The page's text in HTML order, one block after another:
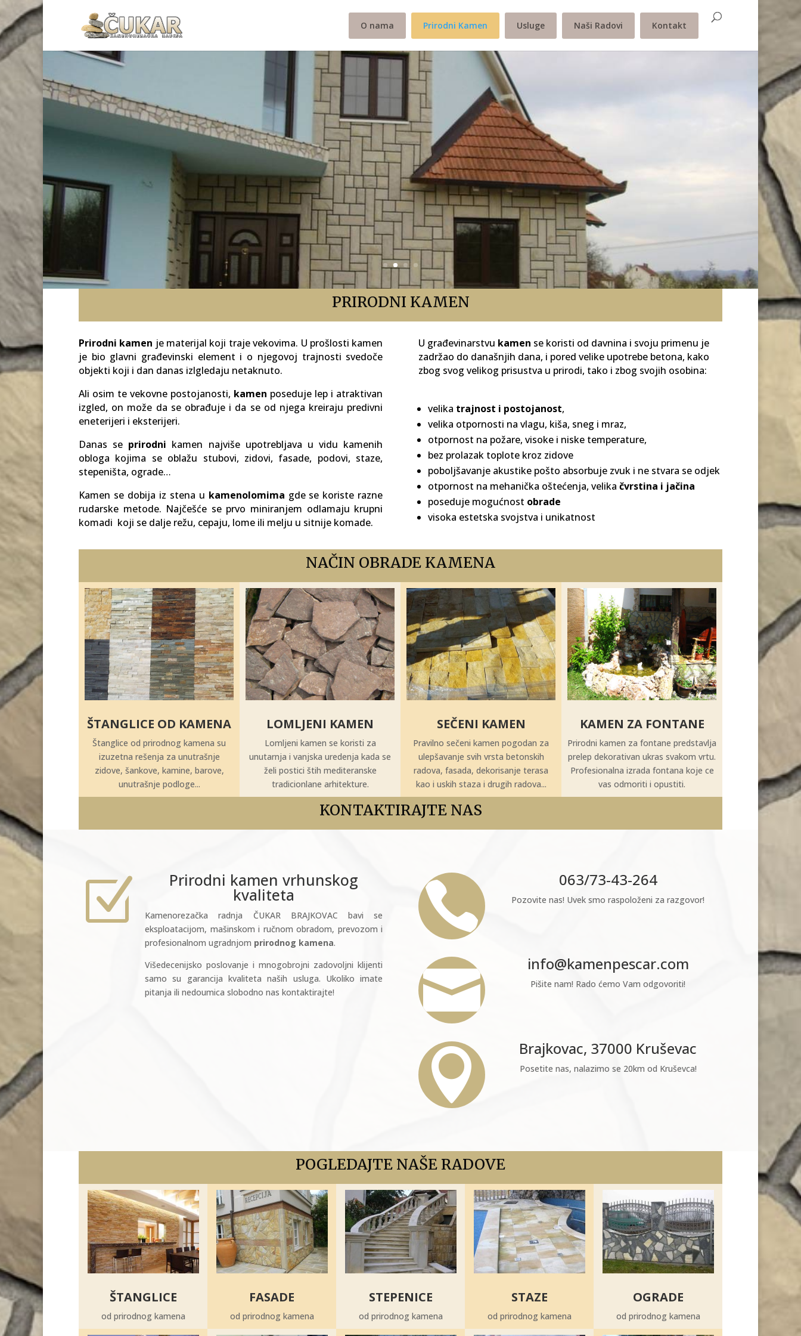
O nama Prirodni Kamen Usluge Naši Radovi Kontakt
PRIRODNI KAMEN
Prirodni kamen je materijal koji traje vekovima. U prošlosti kamen
je bio glavni građevinski element i o njegovoj trajnosti svedoče
objekti koji i dan danas izlgledaju netaknuto.
Ali osim te vekovne postojanosti, kamen poseduje lep i atraktivan
izgled, on može da se obrađuje i da se od njega kreiraju predivni
eneterijeri i eksterijeri.
Danas se prirodni kamen najviše upotrebljava u vidu kamenih
obloga kojima se oblažu stubovi, zidovi, fasade, podovi, staze,
stepeništa, ograde…
Kamen se dobija iz stena u kamenolomima gde se koriste razne
rudarske metode. Najčešće se prvo miniranjem odlamaju krupni
komadi koji se dalje režu, cepaju, lome ili melju u sitnije komade.
U građevinarstvu kamen se koristi od davnina i svoju primenu je
zadržao do današnjih dana, i pored velike upotrebe betona, kako
zbog svog velikog prisustva u prirodi, tako i zbog svojih osobina:
velika trajnost i postojanost,
velika otpornosti na vlagu, kiša, sneg i mraz,
otpornost na požare, visoke i niske temperature,
bez prolazak toplote kroz zidove
poboljšavanje akustike pošto absorbuje zvuk i ne stvara se odjek
otpornost na mehanička oštećenja, velika čvrstina i jačina
poseduje mogućnost obrade
visoka estetska svojstva i unikatnost
NAČIN OBRADE KAMENA
ŠTANGLICE OD KAMENA
Štanglice od prirodnog kamena su
izuzetna rešenja za unutrašnje
zidove, šankove, kamine, barove,
unutrašnje podloge...
LOMLJENI KAMEN
Lomljeni kamen se koristi za
unutarnja i vanjska uredenja kada se
želi postici štih mediteranske
tradicionlane arhitekture.
SEČENI KAMEN
Pravilno sečeni kamen pogodan za
ulepšavanje svih vrsta betonskih
radova, fasada, dekorisanje terasa
kao i uskih staza i drugih radova...
KAMEN ZA FONTANE
Prirodni kamen za fontane predstavlja
prelep dekorativan ukras svakom vrtu.
Profesionalna izrada fontana koje ce
vas odmoriti i opustiti.
KONTAKTIRAJTE NAS
Z Prirodni kamen vrhunskog
kvaliteta
Kamenorezačka radnja ČUKAR BRAJKOVAC bavi se
eksploatacijom, mašinskom i ručnom obradom, prevozom i
profesionalnom ugradnjom prirodnog kamena.
Višedecenijsko poslovanje i mnogobrojni zadovoljni klijenti
samo su garancija kvaliteta naših usluga. Ukoliko imate
pitanja ili nedoumica slobodno nas kontaktirajte!
 063/73-43-264
Pozovite nas! Uvek smo raspoloženi za razgovor!
 info@kamenpescar.com
Pišite nam! Rado ćemo Vam odgovoriti!
 Brajkovac, 37000 Kruševac
Posetite nas, nalazimo se 20km od Kruševca!
POGLEDAJTE NAŠE RADOVE
ŠTANGLICE
od prirodnog kamena
FASADE
od prirodnog kamena
STEPENICE
od prirodnog kamena
STAZE
od prirodnog kamena
OGRADE
od prirodnog kamena